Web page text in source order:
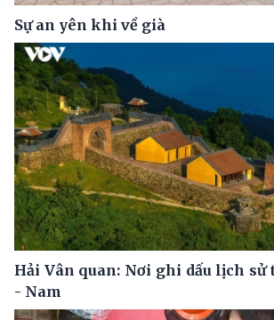
Sự an yên khi về già
Hải Vân quan: Nơi ghi dấu lịch sử
- Nam